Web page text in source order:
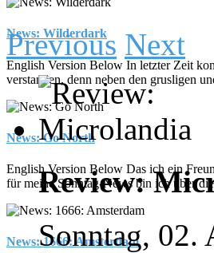
News: Wilderdark
English Version Below In letzter Zeit
verstanden, denn neben den grusligen
News: Go North
English Version Below Das ich ein
für meine Sonntag-News bin ich über
News: 1666: Amsterdam
Previous Next
Review:
Sonntag, 02.